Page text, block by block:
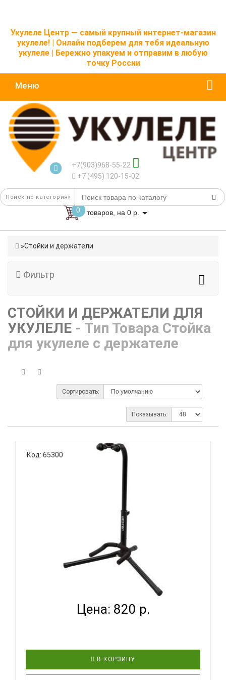
Укулеле Центр — самый крупный интернет-магазин
укулеле! | Онлайн подберем для тебя идеальную
укулеле | Бережно упакуем и отправим в любую
точку России
Меню
+7(903)968-55-22
+7 (495) 120-15-02
0 товаров, на 0 р.
Стойки и держатели
Фильтр
СТОЙКИ И ДЕРЖАТЕЛИ ДЛЯ
УКУЛЕЛЕ - Тип Товара Стойка
для укулеле с держателе
Сортировать:
Показывать:
Код: 65300
VESTON GS006-U - СТОЙКА ДЛЯ УКУЛЕЛЕ С
Цена: 820 р.
В КОРЗИНУ